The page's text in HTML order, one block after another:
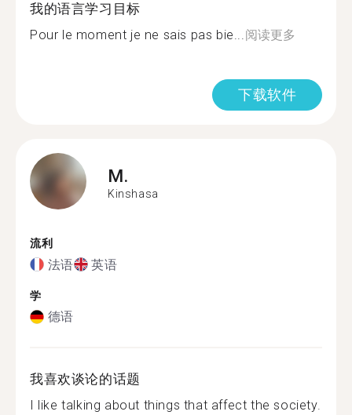
我的语言学习目标
Pour le moment je ne sais pas bie...阅读更多
下载软件
M.
Kinshasa
流利
法语 英语
学
德语
我喜欢谈论的话题
I like talking about things that affect the society.